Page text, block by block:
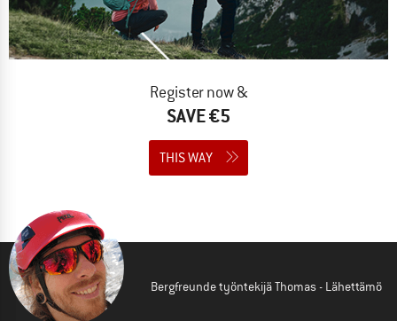
Register now &
SAVE €5
THIS WAY
Bergfreunde työntekijä Thomas - Lähettämö